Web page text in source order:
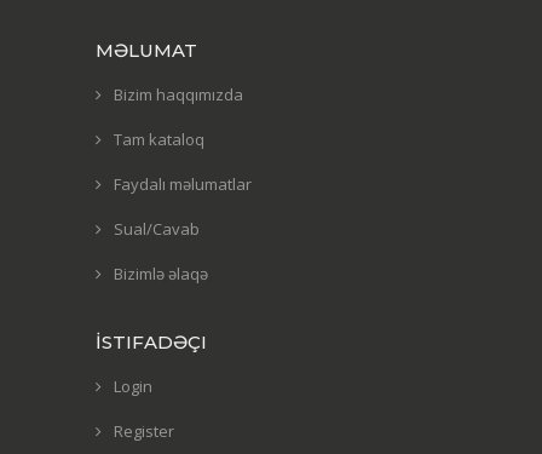
MƏLUMAT
Bizim haqqımızda
Tam kataloq
Faydalı məlumatlar
Sual/Cavab
Bizimlə əlaqə
İSTIFADƏÇI
Login
Register